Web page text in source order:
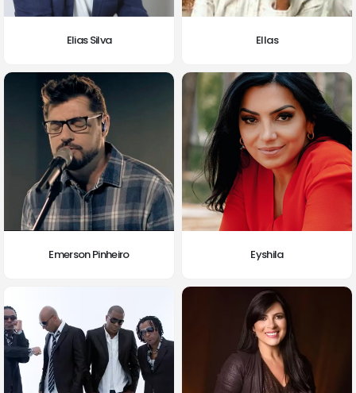
Elias Silva Ellas
Emerson Pinheiro Eyshila